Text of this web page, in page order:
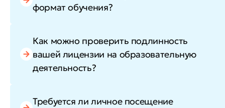
формат обучения?
Как можно проверить подлинность
вашей лицензии на образовательную
деятельность?
Требуется ли личное посещение